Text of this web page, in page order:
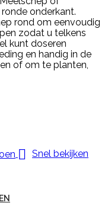
onderkant.
rond om eenvoudig
zodat u telkens
kunt doseren
en handig in de
of om te planten,
 Snel bekijken